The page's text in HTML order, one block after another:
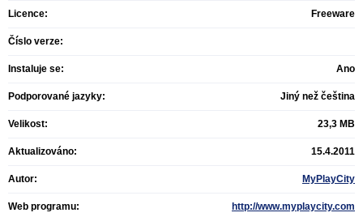
Licence: Freeware
Číslo verze:
Instaluje se: Ano
Podporované jazyky: Jiný než čeština
Velikost: 23,3 MB
Aktualizováno: 15.4.2011
Autor: MyPlayCity
Web programu: http://www.myplaycity.com